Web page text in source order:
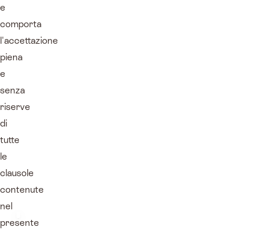
e
comporta
l'accettazione
piena
e
senza
riserve
di
tutte
le
clausole
contenute
nel
presente